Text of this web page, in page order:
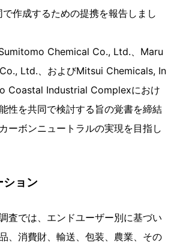
作成するための提携を報告しまし
Chemical Co., Ltd.、Maru
Ltd.、およびMitsui Chemicals, In
Coastal Industrial Complexにおけ
性を共同で検討する旨の覚書を締結
ーボンニュートラルの実現を目指し
ション
査では、エンドユーザー別に基づい
、消費財、輸送、包装、農業、その